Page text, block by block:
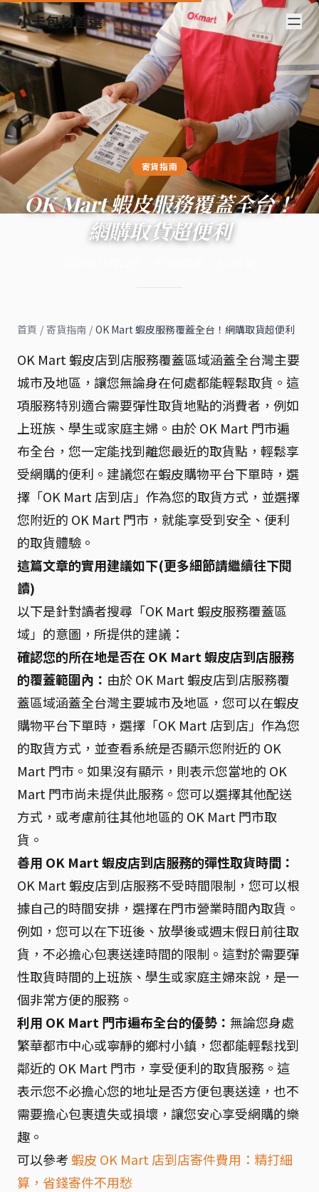
小卡包材首選
寄貨指南
OK Mart 蝦皮服務覆蓋全台！
網購取貨超便利
首頁 / 寄貨指南 / OK Mart 蝦皮服務覆蓋全台！網購取貨超便利
OK Mart 蝦皮店到店服務覆蓋區域涵蓋全台灣主要
城市及地區，讓您無論身在何處都能輕鬆取貨。這
項服務特別適合需要彈性取貨地點的消費者，例如
上班族、學生或家庭主婦。由於 OK Mart 門市遍
布全台，您一定能找到離您最近的取貨點，輕鬆享
受網購的便利。建議您在蝦皮購物平台下單時，選
擇「OK Mart 店到店」作為您的取貨方式，並選擇
您附近的 OK Mart 門市，就能享受到安全、便利
的取貨體驗。
這篇文章的實用建議如下(更多細節請繼續往下閱
讀)
以下是針對讀者搜尋「OK Mart 蝦皮服務覆蓋區
域」的意圖，所提供的建議：
確認您的所在地是否在 OK Mart 蝦皮店到店服務
的覆蓋範圍內： 由於 OK Mart 蝦皮店到店服務覆
蓋區域涵蓋全台灣主要城市及地區，您可以在蝦皮
購物平台下單時，選擇「OK Mart 店到店」作為您
的取貨方式，並查看系統是否顯示您附近的 OK
Mart 門市。如果沒有顯示，則表示您當地的 OK
Mart 門市尚未提供此服務。您可以選擇其他配送
方式，或考慮前往其他地區的 OK Mart 門市取
貨。
善用 OK Mart 蝦皮店到店服務的彈性取貨時間：
OK Mart 蝦皮店到店服務不受時間限制，您可以根
據自己的時間安排，選擇在門市營業時間內取貨。
例如，您可以在下班後、放學後或週末假日前往取
貨，不必擔心包裹送達時間的限制。這對於需要彈
性取貨時間的上班族、學生或家庭主婦來說，是一
個非常方便的服務。
利用 OK Mart 門市遍布全台的優勢： 無論您身處
繁華都市中心或寧靜的鄉村小鎮，您都能輕鬆找到
鄰近的 OK Mart 門市，享受便利的取貨服務。這
表示您不必擔心您的地址是否方便包裹送達，也不
需要擔心包裹遺失或損壞，讓您安心享受網購的樂
趣。
可以參考 蝦皮 OK Mart 店到店寄件費用：精打細
算，省錢寄件不用愁